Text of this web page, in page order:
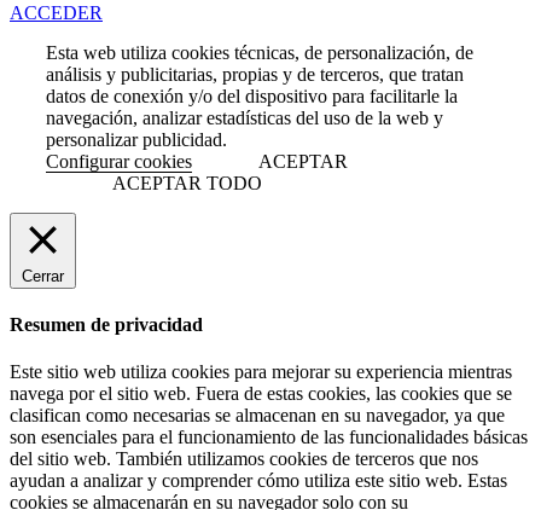
ACCEDER
Esta web utiliza cookies técnicas, de personalización, de
análisis y publicitarias, propias y de terceros, que tratan
datos de conexión y/o del dispositivo para facilitarle la
navegación, analizar estadísticas del uso de la web y
personalizar publicidad.
Configurar cookies
ACEPTAR
ACEPTAR TODO
Cerrar
Resumen de privacidad
Este sitio web utiliza cookies para mejorar su experiencia mientras
navega por el sitio web. Fuera de estas cookies, las cookies que se
clasifican como necesarias se almacenan en su navegador, ya que
son esenciales para el funcionamiento de las funcionalidades básicas
del sitio web. También utilizamos cookies de terceros que nos
ayudan a analizar y comprender cómo utiliza este sitio web. Estas
cookies se almacenarán en su navegador solo con su